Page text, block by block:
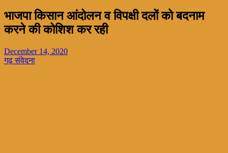
भाजपा किसान आंदोलन व विपक्षी दलों को बदनाम
करने की कोशिश कर रही
December 14, 2020
गढ़ संवेदना